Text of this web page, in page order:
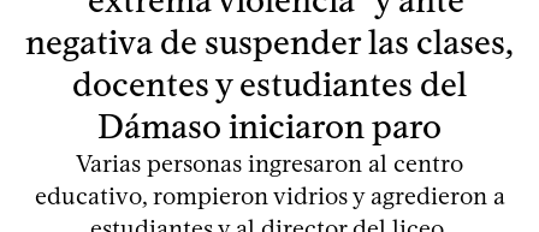
negativa de suspender las clases,
docentes y estudiantes del
Dámaso iniciaron paro
Varias personas ingresaron al centro
educativo, rompieron vidrios y agredieron a